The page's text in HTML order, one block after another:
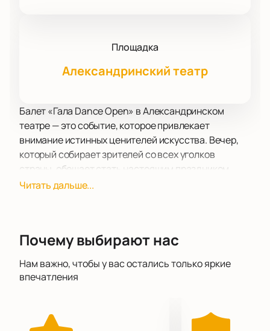
Площадка
Александринский театр
Балет «Гала Dance Open» в Александринском
театре — это событие, которое привлекает
внимание истинных ценителей искусства. Вечер,
который собирает зрителей со всех уголков
страны, обещает стать настоящим праздником
танца. Александринский театр, расположенный в
великолепная акустика создают атмосферу,
балета.
Программа Гала Dance Open тщательно продумана
так и современные эксперименты, исполненные
ведущими солистами мировых балетных трупп. Это
Читать дальше...
Почему выбирают нас
Нам важно, чтобы у вас остались только яркие
впечатления